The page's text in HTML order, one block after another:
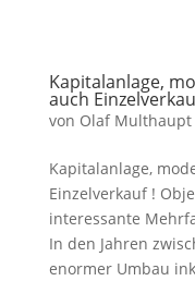
Kapitalanlage,
auch
von Olaf Multhaupt
Kapitalanlage,
Einzelverkauf !
interessante
In den Jahren
enormer Umbau